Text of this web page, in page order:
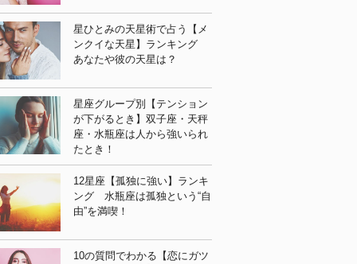
星ひとみの天星術で占う【メ
ンクイな天星】ランキング
あなたや彼の天星は？
星座グループ別【テンション
が下がるとき】双子座・天秤
座・水瓶座は人から強いられ
たとき！
12星座【孤独に強い】ランキ
ング 水瓶座は孤独という“自
由”を満喫！
10の質問でわかる【恋にガツ